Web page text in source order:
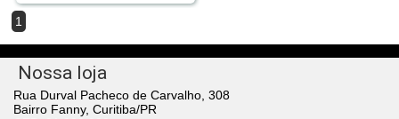
1
Nossa loja
Rua Durval Pacheco de Carvalho, 308
Bairro Fanny, Curitiba/PR